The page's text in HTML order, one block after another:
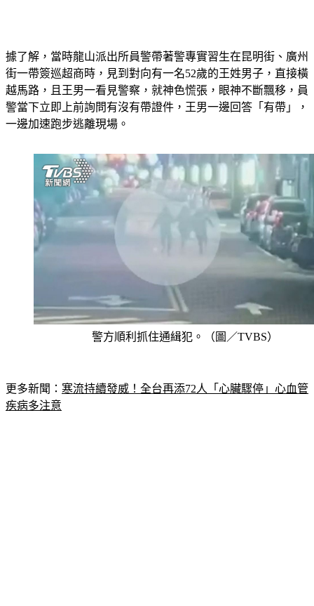
據了解，當時龍山派出所員警帶著警專實習生在昆明街、廣州
街一帶簽巡超商時，見到對向有一名52歲的王姓男子，直接橫
越馬路，且王男一看見警察，就神色慌張，眼神不斷飄移，員
警當下立即上前詢問有沒有帶證件，王男一邊回答「有帶」，
更多新聞：